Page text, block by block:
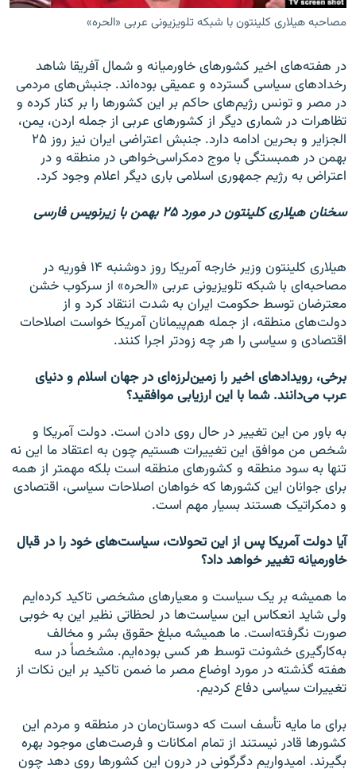
زبان‌های دیگر
مصاحبه هیلاری کلینتون با شبکه تلویزیونی عربی «الحره»
در هفته‌های اخیر کشورهای خاورمیانه و شمال آفریقا شاهد
رخدادهای سیاسی گسترده و عمیقی بوده‌اند. جنبش‌های مردمی
در مصر و تونس رژیم‌های حاکم بر این کشورها را بر کنار کرده و
تظاهرات در شماری دیگر از کشورهای عربی از جمله اردن، یمن،
الجزایر و بحرین ادامه دارد. جنبش اعتراضی ایران نیز روز ۲۵
بهمن در همبستگی با موج دمکراسی‌خواهی در منطقه و در
اعتراض به رژیم جمهوری اسلامی باری دیگر اعلام وجود کرد.
سخنان هیلاری کلینتون در مورد ۲۵ بهمن با زیرنویس فارسی
هیلاری کلینتون وزیر خارجه آمریکا روز دوشنبه ۱۴ فوریه در
مصاحبه‌ای با شبکه تلویزیونی عربی «الحره» از سرکوب خشن
معترضان توسط حکومت ایران به شدت انتقاد کرد و از
دولت‌های منطقه، از جمله هم‌پیمانان آمریکا خواست اصلاحات
اقتصادی و سیاسی را هر چه زودتر اجرا کنند.
برخی، رویدادهای اخیر را زمین‌لرزه‌ای در جهان اسلام و دنیای
عرب می‌دانند. شما با این ارزیابی موافقید؟
به باور من این تغییر در حال روی دادن است. دولت آمریکا و
شخص من موافق این تغییرات هستیم چون به اعتقاد ما این نه
تنها به سود منطقه و کشورهای منطقه است بلکه مهمتر از همه
برای جوانان این کشورها که خواهان اصلاحات سیاسی، اقتصادی
و دمکراتیک هستند بسیار مهم است.
آیا دولت آمریکا پس از این تحولات، سیاست‌های خود را در قبال
خاورمیانه تغییر خواهد داد؟
ما همیشه بر یک سیاست و معیارهای مشخصی تاکید کرده‌ایم
ولی شاید انعکاس این سیاست‌ها در لحظاتی نظیر این به خوبی
صورت نگرفته‌است. ما همیشه مبلغ حقوق بشر و مخالف
به‌کارگیری خشونت توسط هر کسی بوده‌ایم. مشخصاً در سه
هفته گذشته در مورد اوضاع مصر ما ضمن تاکید بر این نکات از
تغییرات سیاسی دفاع کردیم.
برای ما مایه تأسف است که دوستان‌مان در منطقه و مردم این
کشورها قادر نیستند از تمام امکانات و فرصت‌های موجود بهره
بگیرند. امیدواریم دگرگونی در درون این کشورها روی دهد چون